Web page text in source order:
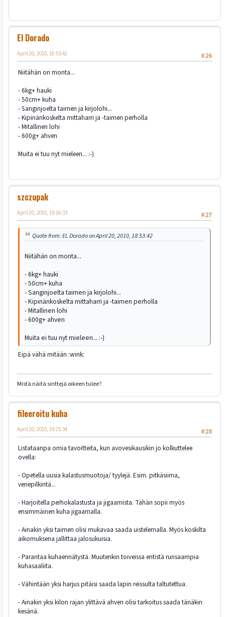
El Dorado
#26
April 20, 2010, 18:53:42
Niitähän on monta...
- 6kg+ hauki
- 50cm+ kuha
- Sanginjoelta taimen ja kirjolohi...
- Kipinänkoskelta mittaharri ja -taimen perholla
- Mitallinen lohi
- 600g+ ahven
Muita ei tuu nyt mieleen... :-)
szczupak
#27
April 20, 2010, 19:16:33
Quote from: EL Dorado on April 20, 2010, 18:53:42
Niitähän on monta...
- 6kg+ hauki
- 50cm+ kuha
- Sanginjoelta taimen ja kirjolohi...
- Kipinänkoskelta mittaharri ja -taimen perholla
- Mitallinen lohi
- 600g+ ahven
Muita ei tuu nyt mieleen... :-)
Eipä vähä mitään :wink:
Mistä näitä sinttejä oikeen tulee?
fileeroitu kuha
#28
April 20, 2010, 19:25:34
Listataanpa omia tavoitteita, kun avovesikausikin jo kolkuttelee
ovella:
- Opetella uusia kalastusmuotoja/ tyylejä. Esim. pitkäsiima,
venepilkintä...
- Harjoitella perhokalastusta ja jigaamista. Tähän sopii myös
ensimmäinen kuha jigaamalla.
- Ainakin yksi taimen olisi mukavaa saada uistelemalla. Myös koskilta
aikomuksena jallittaa jalosukuisia.
- Parantaa kuhaennätystä. Muutenkin toiveissa entistä runsaampia
kuhasaaliita.
- Vähintään yksi harjus pitäisi saada lapin reissulta taltutettua.
- Ainakin yksi kilon rajan ylittävä ahven olisi tarkoitus saada tänäkin
kesänä.